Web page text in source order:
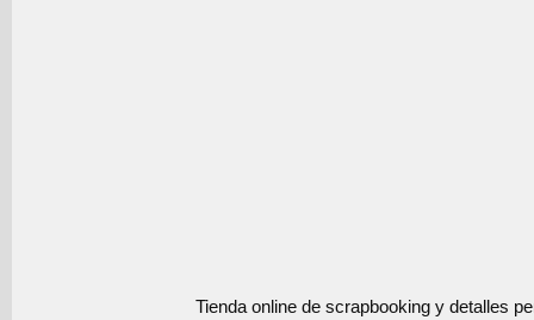
Tienda online de scrapbooking y detalles